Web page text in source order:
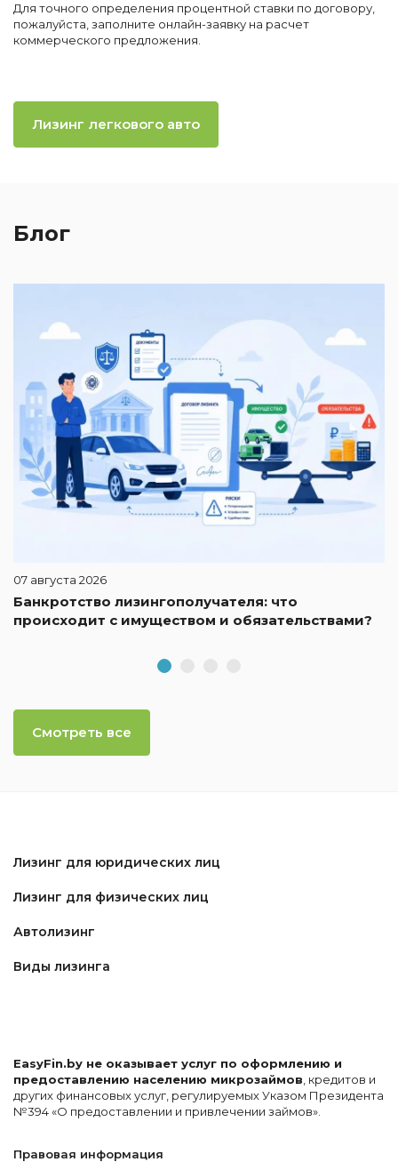
Для точного определения процентной ставки по договору,
пожалуйста, заполните онлайн-заявку на расчет
коммерческого предложения.
Лизинг легкового авто
Блог
07 августа 2026
Банкротство лизингополучателя: что
происходит с имуществом и обязательствами?
Смотреть все
Лизинг для юридических лиц
Лизинг для физических лиц
Автолизинг
Виды лизинга
EasyFin.by не оказывает услуг по оформлению и
предоставлению населению микрозаймов , кредитов и
других финансовых услуг, регулируемых Указом Президента
№394 «О предоставлении и привлечении займов».
Правовая информация